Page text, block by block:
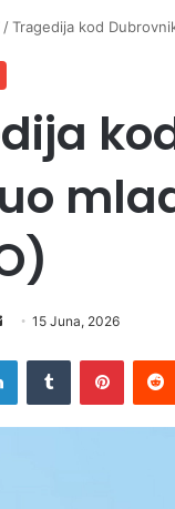
/Tragedija kod
a
15 Juna, 2026